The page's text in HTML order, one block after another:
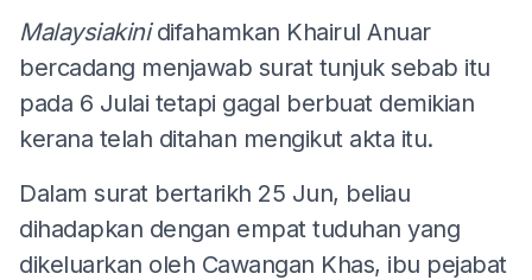
Malaysiakinidifahamkan Khairul Anuar
bercadang menjawab surat tunjuk sebab itu
pada 6 Julai tetapi gagal berbuat demikian
kerana telah ditahan mengikut akta itu.
Dalam surat bertarikh 25 Jun, beliau
dihadapkan dengan empat tuduhan yang
dikeluarkan oleh Cawangan Khas, ibu pejabat